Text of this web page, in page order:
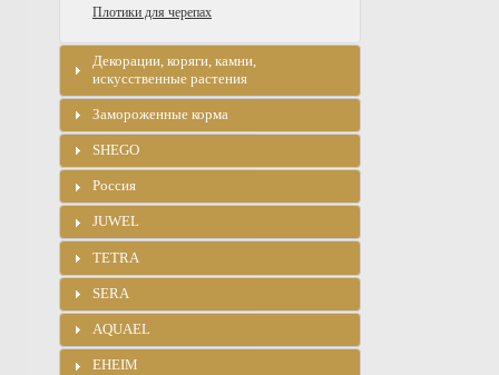
Плотики для черепах
Декорации, коряги, камни,
искусственные растения
Замороженные корма
SHEGO
Россия
JUWEL
TETRA
SERA
AQUAEL
EHEIM